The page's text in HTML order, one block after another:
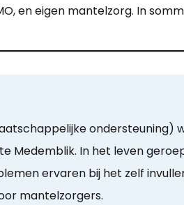
en eigen mantelzorg. In
ondersteuning)
Medemblik. In het leven
ervaren bij het zelf
mantelzorgers.